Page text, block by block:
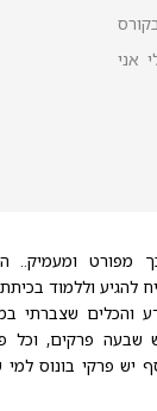
אני
מפורט ומעמיק..
וללמוד בכיתת
והכלים שצברתי
שבעה פרקים, וכל
יש פרקי בונוס